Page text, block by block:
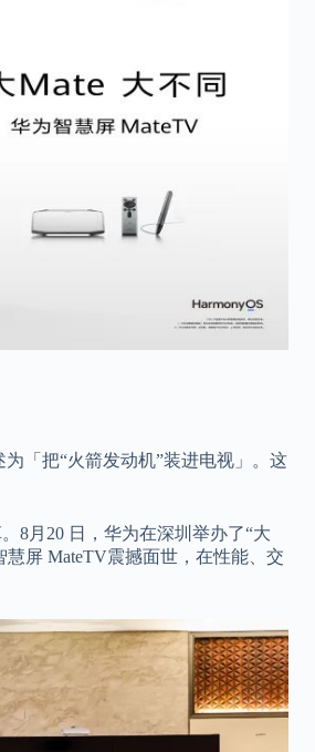
「把“火箭发动机”装进电视」。这
8月20 日，华为在深圳举办了“大
屏 MateTV震撼面世，在性能、交